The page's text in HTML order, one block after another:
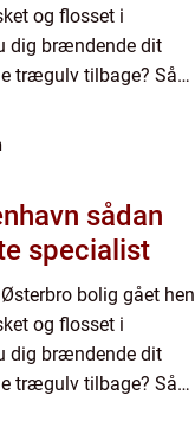
og flosset i
dig brændende dit
trægulv tilbage? Så
sådan
specialist
bolig gået hen
og flosset i
dig brændende dit
trægulv tilbage? Så